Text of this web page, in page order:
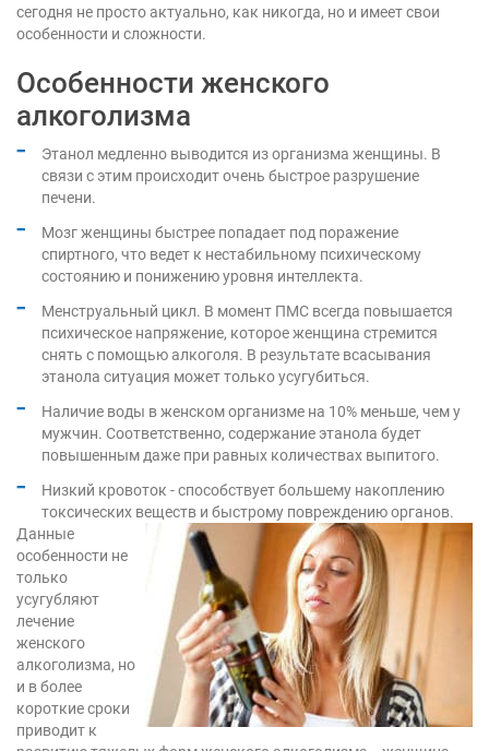
сегодня не просто актуально, как никогда, но и имеет свои
особенности и сложности.
Особенности женского
алкоголизма
Этанол медленно выводится из организма женщины. В
связи с этим происходит очень быстрое разрушение
печени.
Мозг женщины быстрее попадает под поражение
спиртного, что ведет к нестабильному психическому
состоянию и понижению уровня интеллекта.
Менструальный цикл. В момент ПМС всегда повышается
психическое напряжение, которое женщина стремится
снять с помощью алкоголя. В результате всасывания
этанола ситуация может только усугубиться.
Наличие воды в женском организме на 10% меньше, чем у
мужчин. Соответственно, содержание этанола будет
повышенным даже при равных количествах выпитого.
Низкий кровоток - способствует большему накоплению
токсических веществ и быстрому повреждению органов.
Данные
особенности не
только
усугубляют
лечение
женского
алкоголизма, но
и в более
короткие сроки
приводит к